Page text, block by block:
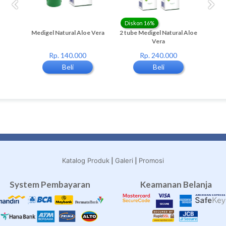
Medigel Natural Aloe Vera
Rp. 140.000
Beli
Diskon 16%
2 tube Medigel Natural Aloe
Vera
Rp. 240.000
Beli
Katalog Produk | Galeri | Promosi
System Pembayaran Keamanan Belanja